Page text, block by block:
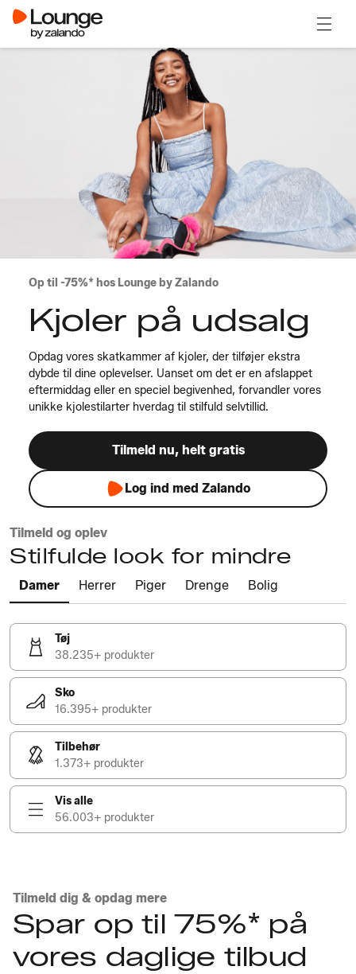
Op til -75%* hos Lounge by Zalando
Kjoler på udsalg
Opdag vores skatkammer af kjoler, der tilføjer ekstra
dybde til dine oplevelser. Uanset om det er en afslappet
eftermiddag eller en speciel begivenhed, forvandler vores
unikke kjolestilarter hverdag til stilfuld selvtillid.
Tilmeld nu, helt gratis
Log ind med Zalando
Tilmeld og oplev
Stilfulde look for mindre
Damer Herrer Piger Drenge Bolig
Tøj
38.235+ produkter
Sko
16.395+ produkter
Tilbehør
1.373+ produkter
Vis alle
56.003+ produkter
Tilmeld dig & opdag mere
Spar op til 75%* på
vores daglige tilbud